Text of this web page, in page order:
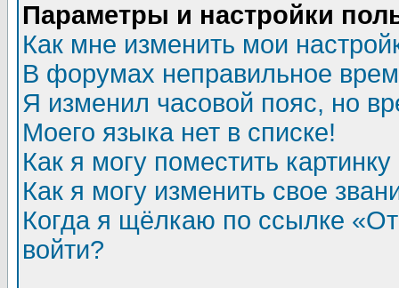
Параметры и настройки
Как мне изменить мои
В форумах неправильное
Я изменил часовой пояс, но
Моего языка нет в списке!
Как я могу поместить
Как я могу изменить свое
Когда я щёлкаю по ссылке
войти?